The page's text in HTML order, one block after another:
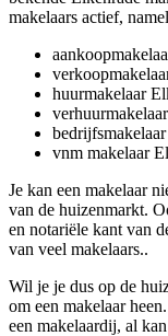
makelaars actief,
huurmakelaar
vnm makelaar
Je kan een makelaar
van de huizenmarkt.
en notariële kant van
van veel makelaars..
Wil je je dus op de
om een makelaar
een makelaardij, al